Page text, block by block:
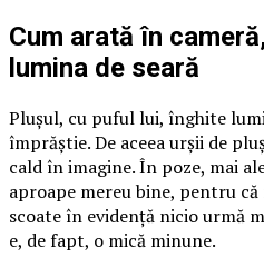
Cum arată în
lumina de seară
Plușul, cu puful lui, înghite
împrăștie. De aceea urșii de
cald în imagine. În poze, mai
aproape mereu bine, pentru
scoate în evidență nicio urmă
e, de fapt, o mică minune.